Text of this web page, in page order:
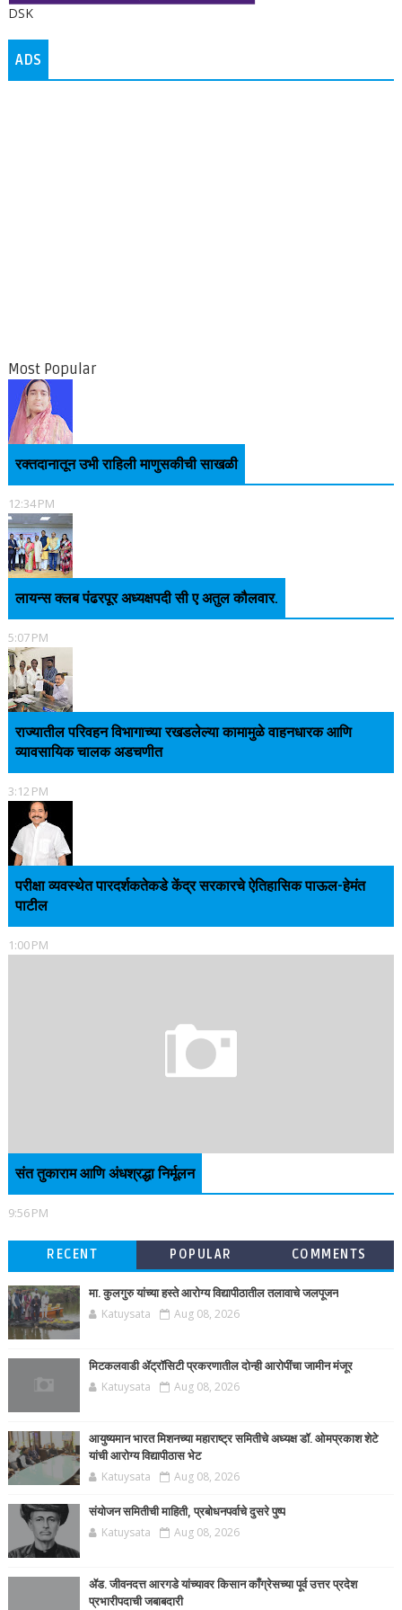
DSK
ADS
Most Popular
रक्तदानातून उभी राहिली माणुसकीची साखळी
12:34 PM
लायन्स क्लब पंढरपूर अध्यक्षपदी सी ए अतुल कौलवार.
5:07 PM
राज्यातील परिवहन विभागाच्या रखडलेल्या कामामुळे वाहनधारक आणि
व्यावसायिक चालक अडचणीत
3:12 PM
परीक्षा व्यवस्थेत पारदर्शकतेकडे केंद्र सरकारचे ऐतिहासिक पाऊल-हेमंत
पाटील
1:00 PM
संत तुकाराम आणि अंधश्रद्धा निर्मूलन
9:56 PM
RECENT POPULAR COMMENTS
मा. कुलगुरु यांच्या हस्ते आरोग्य विद्यापीठातील तलावाचे जलपूजन
Katuysata Aug 08, 2026
मिटकलवाडी ॲट्रॉसिटी प्रकरणातील दोन्ही आरोपींचा जामीन मंजूर
Katuysata Aug 08, 2026
आयुष्यमान भारत मिशनच्या महाराष्ट्र समितीचे अध्यक्ष डॉ. ओमप्रकाश शेटे
यांची आरोग्य विद्यापीठास भेट
Katuysata Aug 08, 2026
संयोजन समितीची माहिती, प्रबोधनपर्वाचे दुसरे पुष्प
Katuysata Aug 08, 2026
ॲड. जीवनदत्त आरगडे यांच्यावर किसान काँग्रेसच्या पूर्व उत्तर प्रदेश
प्रभारीपदाची जबाबदारी